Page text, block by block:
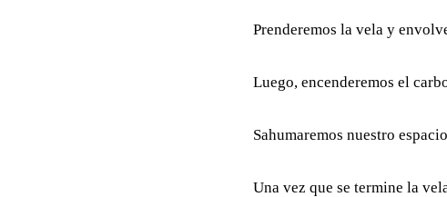
Prenderemos la vela y
Luego, encenderemos el
Sahumaremos nuestro
Una vez que se termine la